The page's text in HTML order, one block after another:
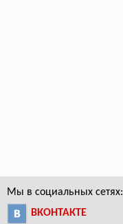
Мы в социальных сетях:
ВКОНТАКТЕ